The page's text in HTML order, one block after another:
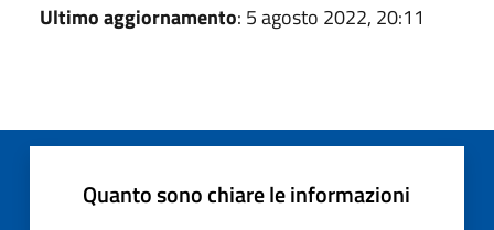
Ultimo aggiornamento: 5 agosto 2022, 20:11
Quanto sono chiare le informazioni